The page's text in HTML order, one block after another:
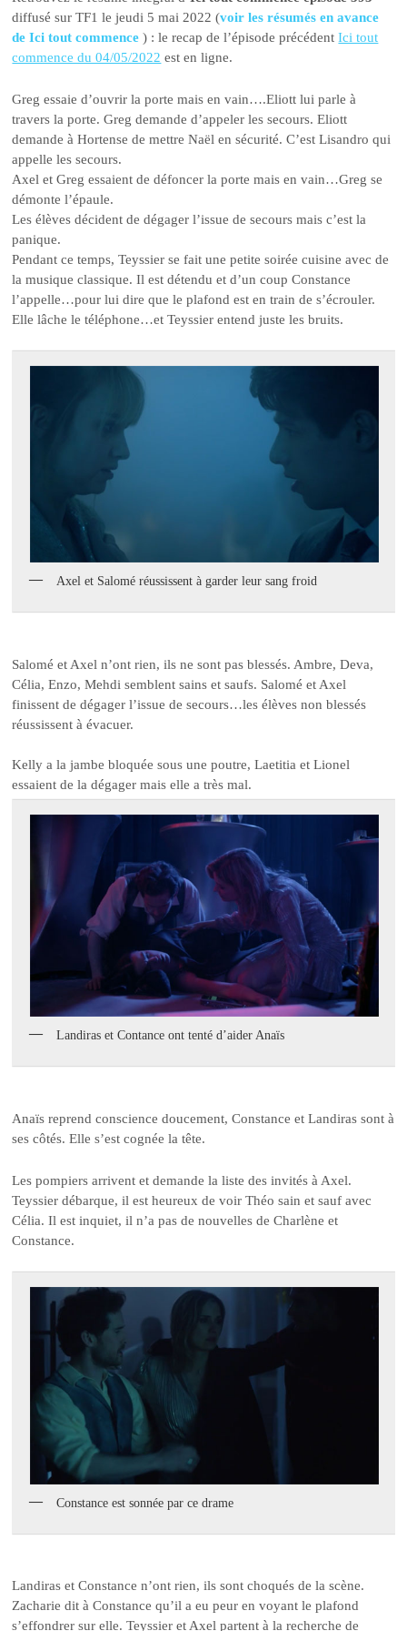
diffusé sur TF1 le jeudi 5 mai 2022 (voir les résumés en avance
de Ici tout commence) : le recap de l’épisode précédentIci tout
commence du 04/05/2022 est en ligne.
Greg essaie d’ouvrir la porte mais en vain….Eliott lui parle à
travers la porte. Greg demande d’appeler les secours. Eliott
demande à Hortense de mettre Naël en sécurité. C’est Lisandro qui
appelle les secours.
Axel et Greg essaient de défoncer la porte mais en vain…Greg se
démonte l’épaule.
Les élèves décident de dégager l’issue de secours mais c’est la
panique.
Pendant ce temps, Teyssier se fait une petite soirée cuisine avec de
la musique classique. Il est détendu et d’un coup Constance
l’appelle…pour lui dire que le plafond est en train de s’écrouler.
Elle lâche le téléphone…et Teyssier entend juste les bruits.
Axel et Salomé réussissent à garder leur sang froid
Salomé et Axel n’ont rien, ils ne sont pas blessés. Ambre, Deva,
Célia, Enzo, Mehdi semblent sains et saufs. Salomé et Axel
finissent de dégager l’issue de secours…les élèves non blessés
réussissent à évacuer.
Kelly a la jambe bloquée sous une poutre, Laetitia et Lionel
essaient de la dégager mais elle a très mal.
Landiras et Contance ont tenté d’aider Anaïs
Anaïs reprend conscience doucement, Constance et Landiras sont à
ses côtés. Elle s’est cognée la tête.
Les pompiers arrivent et demande la liste des invités à Axel.
Teyssier débarque, il est heureux de voir Théo sain et sauf avec
Célia. Il est inquiet, il n’a pas de nouvelles de Charlène et
Constance.
Constance est sonnée par ce drame
Landiras et Constance n’ont rien, ils sont choqués de la scène.
Zacharie dit à Constance qu’il a eu peur en voyant le plafond
s’effondrer sur elle. Teyssier et Axel partent à la recherche de